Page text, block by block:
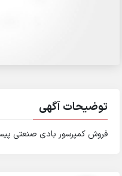
توضیحات آگهی
فروش کمپرسور بادی صنعتی پیستونی ۴۰ بار با مخزن